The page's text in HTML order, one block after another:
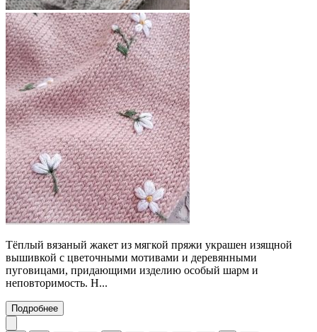
Тёплый вязаный жакет из мягкой пряжи украшен изящной
вышивкой с цветочными мотивами и деревянными
пуговицами, придающими изделию особый шарм и
неповторимость. Н...
Подробнее